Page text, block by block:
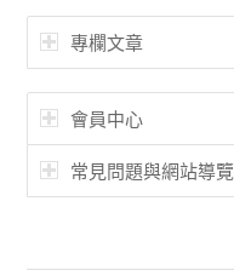
專欄文章
會員中心
常見問題與網站導覽